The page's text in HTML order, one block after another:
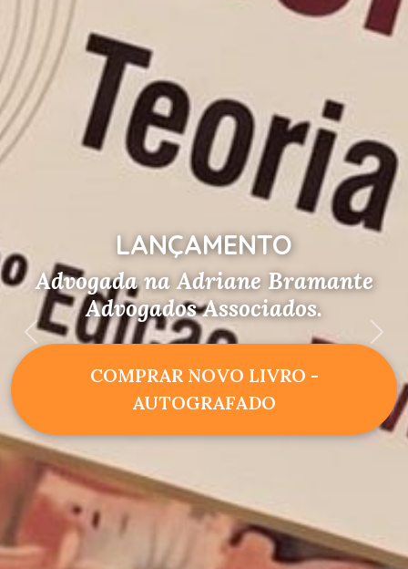
LANÇAMENTO
Advogada na Adriane Bramante
Advogados Associados.
COMPRAR NOVO LIVRO -
AUTOGRAFADO
Anterior